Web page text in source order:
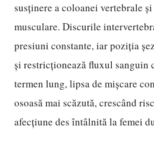
susținere a coloanei vertebrale
musculare. Discurile
presiuni constante, iar poziția
și restricționează fluxul sanguin
termen lung, lipsa de mișcare
osoasă mai scăzută, crescând
afecțiune des întâlnită la femei